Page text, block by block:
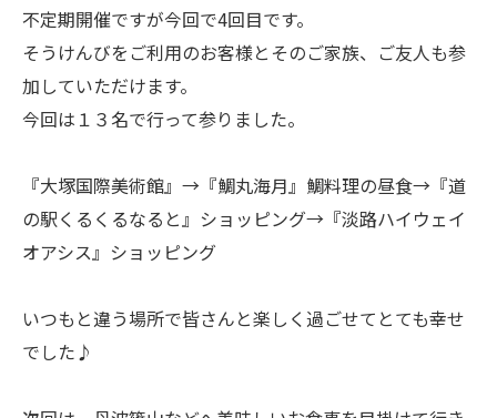
不定期開催ですが今回で4回目です。
そうけんびをご利用のお客様とそのご家族、ご友人も参
加していただけます。
今回は１３名で行って参りました。
『大塚国際美術館』→『鯛丸海月』鯛料理の昼食→『道
の駅くるくるなると』ショッピング→『淡路ハイウェイ
オアシス』ショッピング
いつもと違う場所で皆さんと楽しく過ごせてとても幸せ
でした♪